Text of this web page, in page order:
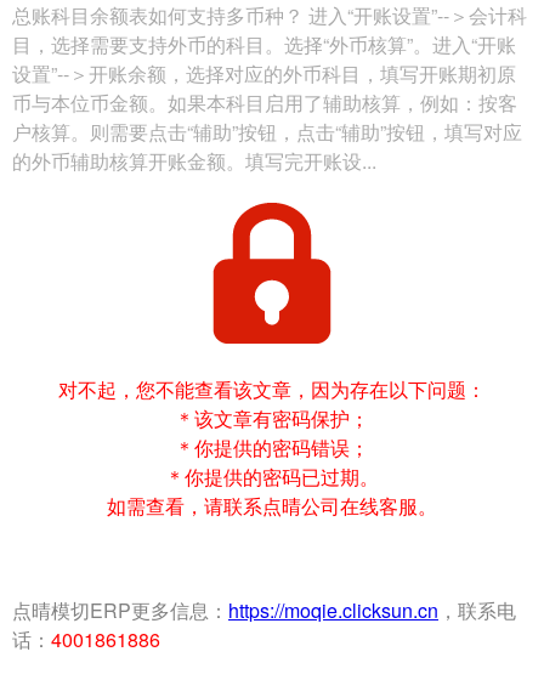
总账科目余额表如何支持多币种？ 进入“开账设置”--＞会计科
目，选择需要支持外币的科目。选择“外币核算”。进入“开账
设置”--＞开账余额，选择对应的外币科目，填写开账期初原
币与本位币金额。如果本科目启用了辅助核算，例如：按客
户核算。则需要点击“辅助”按钮，点击“辅助”按钮，填写对应
的外币辅助核算开账金额。填写完开账设...
对不起，您不能查看该文章，因为存在以下问题：
＊该文章有密码保护；
＊你提供的密码错误；
＊你提供的密码已过期。
如需查看，请联系点晴公司在线客服。
点晴模切ERP更多信息： https://moqie.clicksun.cn ，联系电
话： 4001861886